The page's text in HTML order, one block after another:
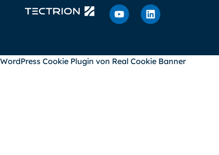
WordPress Cookie Plugin von Real Cookie Banner